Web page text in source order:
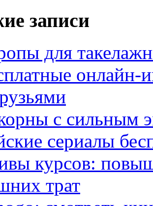
записи
для
с сильным
сериалы
курсов:
трат